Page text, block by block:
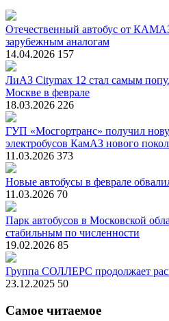
Отечественный автобус от
зарубежным аналогам
14.04.2026 157
ЛиАЗ Citymax 12 стал самым
Москве в феврале
18.03.2026 226
ГУП «Мосгортранс» получил
электробусов КамАЗ нового
11.03.2026 373
Новые автобусы в феврале
11.03.2026 70
Парк автобусов в Московской
стабильным по численности
19.02.2026 85
Группа СОЛЛЕРС продолжает
23.12.2025 50
Самое читаемое